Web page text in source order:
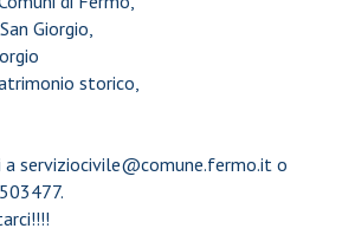
Giorgio,
storico,
a serviziocivile@comune.fermo.it o